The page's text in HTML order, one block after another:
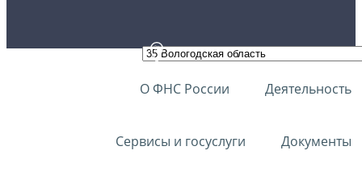
О ФНС России Деятельность
Сервисы и госуслуги Документы